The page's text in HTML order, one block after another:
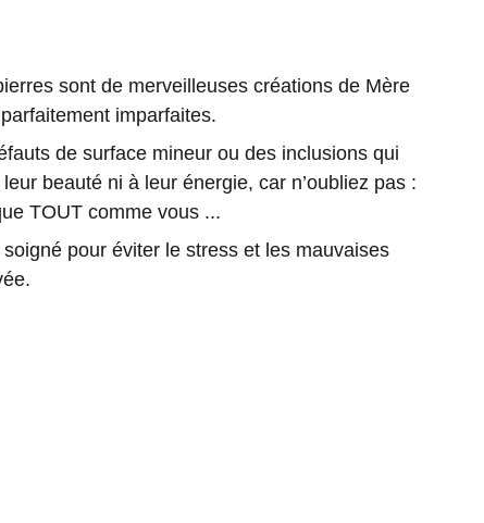
sont de merveilleuses créations de Mère
imparfaites.
de surface mineur ou des inclusions qui
beauté ni à leur énergie, car n’oubliez pas :
TOUT comme vous ...
pour éviter le stress et les mauvaises